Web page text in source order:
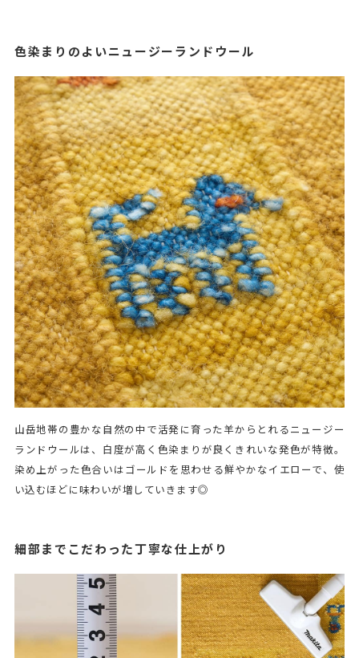
色染まりのよいニュージーランドウール
山岳地帯の豊かな自然の中で活発に育った羊からとれるニュージー
ランドウールは、白度が高く色染まりが良くきれいな発色が特徴。
染め上がった色合いはゴールドを思わせる鮮やかなイエローで、使
い込むほどに味わいが増していきます◎
細部までこだわった丁寧な仕上がり